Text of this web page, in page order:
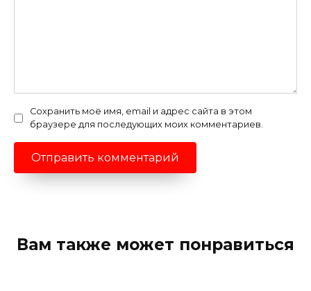
Сохранить моё имя, email и адрес сайта в этом
браузере для последующих моих комментариев.
Вам также может понравиться